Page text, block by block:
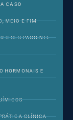
CASO
MEIO E FIM
O SEU PACIENTE
HORMONAIS E
CLÍNICA